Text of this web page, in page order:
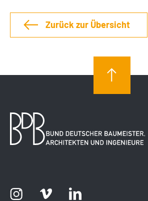
Zurück zur Übersicht